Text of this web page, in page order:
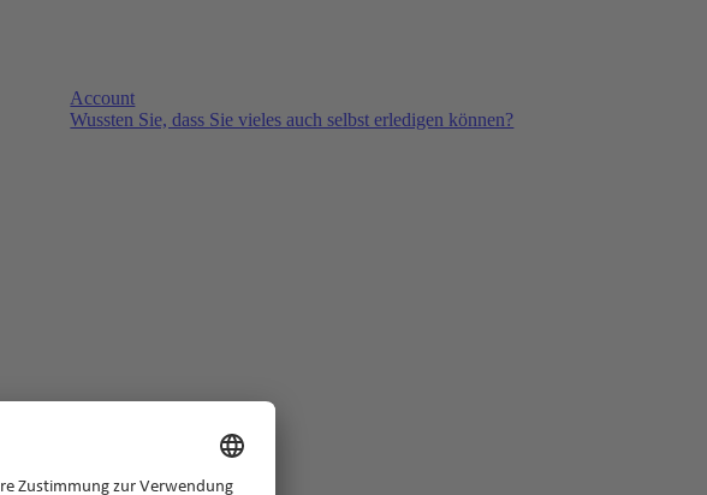
Account
Wussten Sie, dass Sie vieles auch selbst erledigen können?